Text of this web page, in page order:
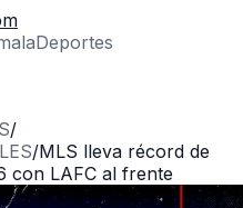
Deportes
/
/MLS lleva récord de
con LAFC al frente